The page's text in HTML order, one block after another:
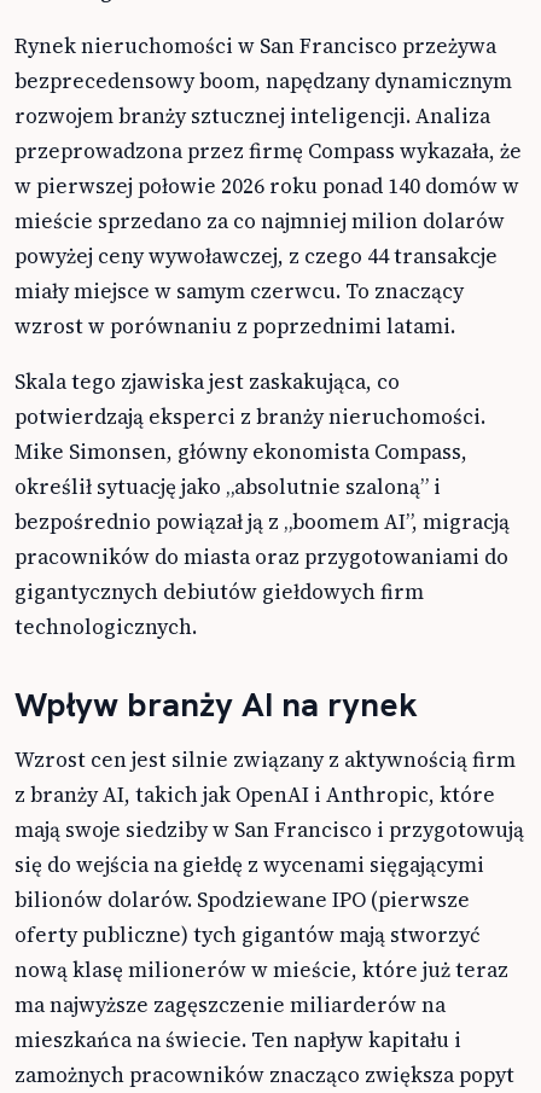
Rynek nieruchomości w San Francisco przeżywa
bezprecedensowy boom, napędzany dynamicznym
rozwojem branży sztucznej inteligencji. Analiza
przeprowadzona przez firmę Compass wykazała, że
w pierwszej połowie 2026 roku ponad 140 domów w
mieście sprzedano za co najmniej milion dolarów
powyżej ceny wywoławczej, z czego 44 transakcje
miały miejsce w samym czerwcu. To znaczący
wzrost w porównaniu z poprzednimi latami.
Skala tego zjawiska jest zaskakująca, co
potwierdzają eksperci z branży nieruchomości.
Mike Simonsen, główny ekonomista Compass,
określił sytuację jako „absolutnie szaloną” i
bezpośrednio powiązał ją z „boomem AI”, migracją
pracowników do miasta oraz przygotowaniami do
gigantycznych debiutów giełdowych firm
technologicznych.
Wpływ branży AI na rynek
Wzrost cen jest silnie związany z aktywnością firm
z branży AI, takich jak OpenAI i Anthropic, które
mają swoje siedziby w San Francisco i przygotowują
się do wejścia na giełdę z wycenami sięgającymi
bilionów dolarów. Spodziewane IPO (pierwsze
oferty publiczne) tych gigantów mają stworzyć
nową klasę milionerów w mieście, które już teraz
ma najwyższe zagęszczenie miliarderów na
mieszkańca na świecie. Ten napływ kapitału i
zamożnych pracowników znacząco zwiększa popyt